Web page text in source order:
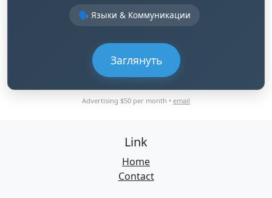
🗣️ Языки & Коммуникации
Заглянуть
Advertising $50 per month • email
Link
Home
Contact